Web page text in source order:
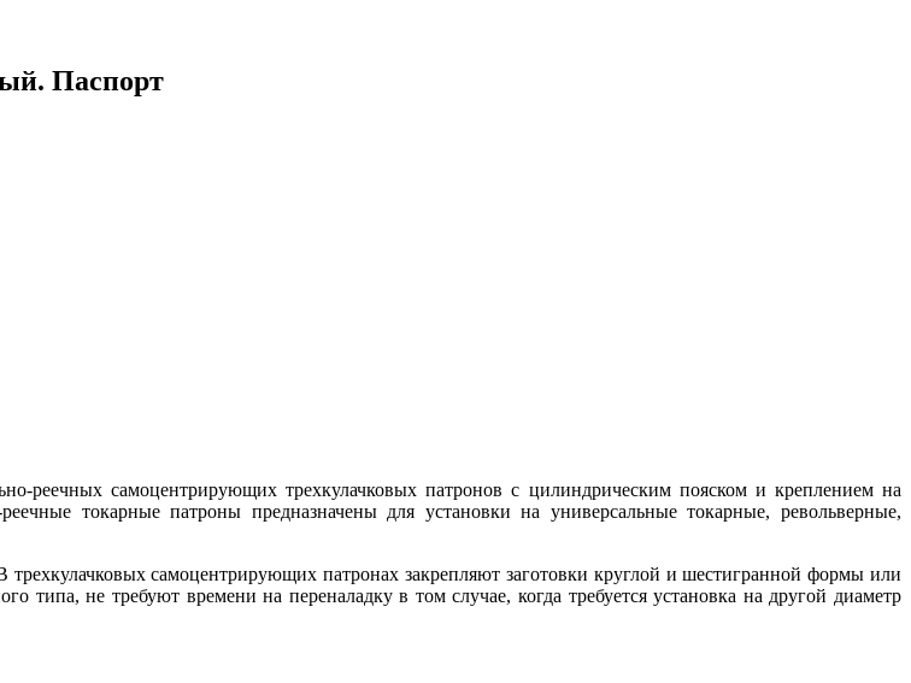
Паспорт
реечных самоцентрирующих трехкулачковых патронов с цилиндрическим пояском и креплением на
токарные патроны предназначены для установки на универсальные токарные, револьверные,
самоцентрирующих патронах закрепляют заготовки круглой и шестигранной формы или
типа, не требуют времени на переналадку в том случае, когда требуется установка на другой диаметр